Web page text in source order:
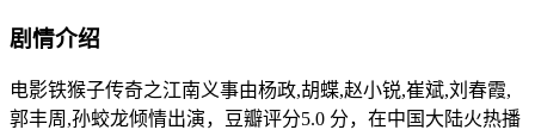
剧情介绍
电影铁猴子传奇之江南义事由杨政,胡蝶,赵小锐,崔斌,刘春霞,
郭丰周,孙蛟龙倾情出演，豆瓣评分5.0 分，在中国大陆火热播